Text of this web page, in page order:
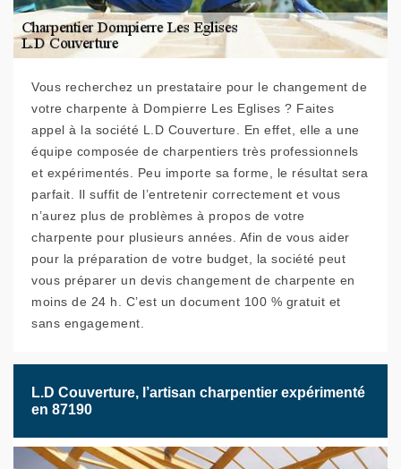
Vous recherchez un prestataire pour le changement de
votre charpente à Dompierre Les Eglises ? Faites
appel à la société L.D Couverture. En effet, elle a une
équipe composée de charpentiers très professionnels
et expérimentés. Peu importe sa forme, le résultat sera
parfait. Il suffit de l’entretenir correctement et vous
n’aurez plus de problèmes à propos de votre
charpente pour plusieurs années. Afin de vous aider
pour la préparation de votre budget, la société peut
vous préparer un devis changement de charpente en
moins de 24 h. C’est un document 100 % gratuit et
sans engagement.
L.D Couverture, l’artisan charpentier expérimenté
en 87190